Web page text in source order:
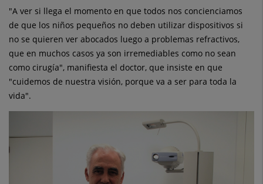
"A ver si llega el momento en que todos nos concienciamos
de que los niños pequeños no deben utilizar dispositivos si
no se quieren ver abocados luego a problemas refractivos,
que en muchos casos ya son irremediables como no sean
como cirugía", manifiesta el doctor, que insiste en que
"cuidemos de nuestra visión, porque va a ser para toda la
vida".